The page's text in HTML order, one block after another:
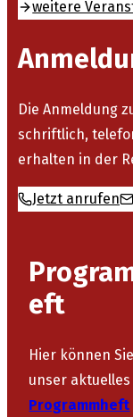
weitere
Die Anmeldung
schriftlich,
erhalten in der
Jetzt anrufen
eft
Hier können
unser aktuelles
Programmheft